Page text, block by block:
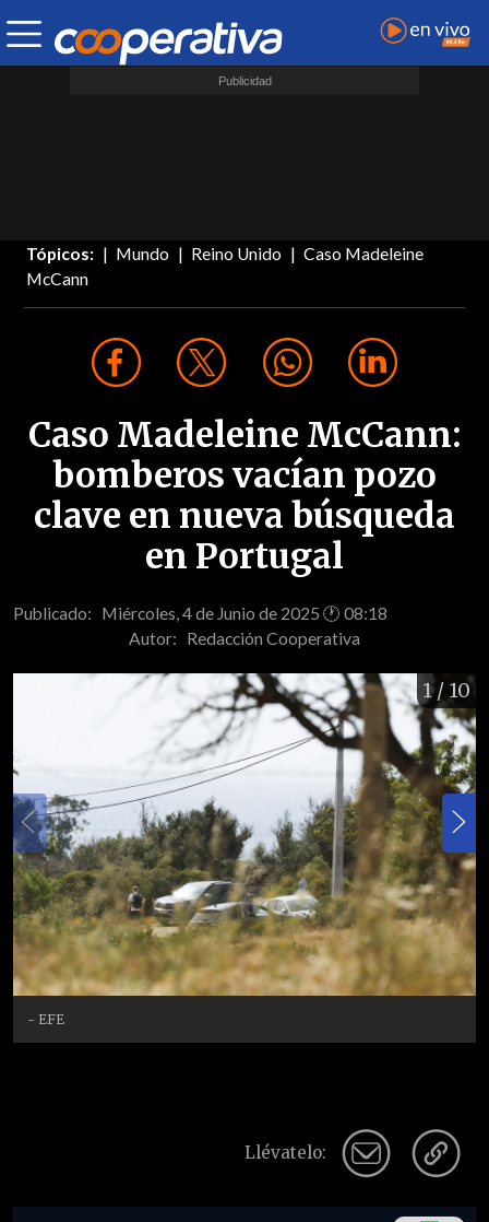
Tópicos: Mundo Reino Unido
Caso Madeleine
McCann
Caso Madeleine McCann:
bomberos vacían pozo
clave en nueva búsqueda
en Portugal
Publicado: Miércoles, 4 de Junio de 2025 🕐 08:18
Autor: Redacción Cooperativa
1/ 10
- EFE
Llévatelo: